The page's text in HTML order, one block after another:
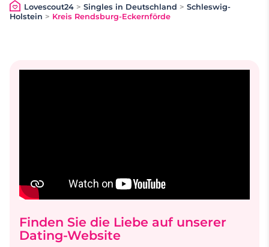
Lovescout24> Singles in Deutschland > Schleswig-
Holstein > Kreis Rendsburg-Eckernförde
Finden Sie die Liebe auf unserer
Dating-Website